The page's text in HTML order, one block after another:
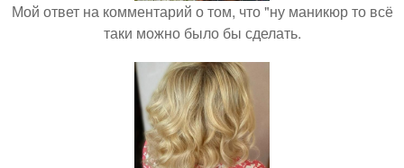
Мой ответ на комментарий о том, что "ну маникюр то всё
таки можно было бы сделать.